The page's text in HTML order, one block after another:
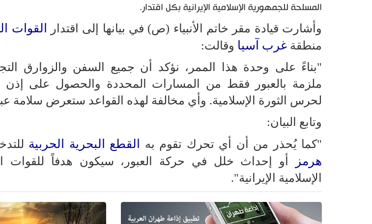
المسلحة للجمهورية الإسلامية الإيرانية بكل اقتدار.
وأشارت قيادة مقر خاتم الأنبياء (ص) في بيانها إلى اقتدار القوات
منطقة غرب آسيا وقالت:
"بناءً على وحدة هذا الممر، نؤكد أن جميع السفن والزوارق
ملزمة بالعبور فقط من المسارات المحددة والحصول على إذن
لحرس الثورة الإسلامية. وأي مخالفة لهذه القواعد ستعرض سلامة
وتابع البيان:
"كما يُحذر من أن أي تحرك تقوم به القطع البحرية الحربية
هرمز
أو إحداث خلل في حركة العبور، سيكون هدفاً للقوات
الإسلامية الإيرانية".